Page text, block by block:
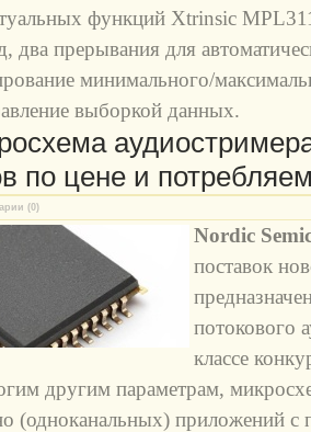
функций Xtrinsic
два прерывания для
минимального/
выборкой данных.
по цене и
(0)
Nordic
поставок
потокового
классе
другим параметрам,
(одноканальных) приложений с